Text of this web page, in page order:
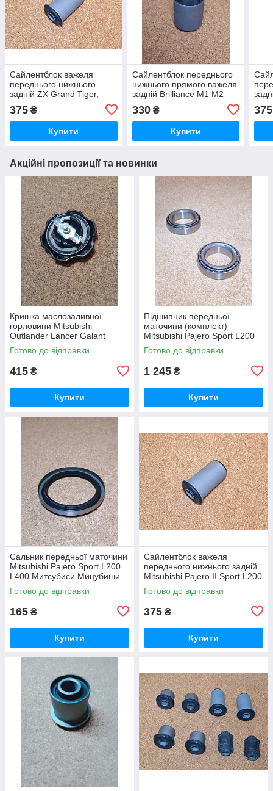
Сайлентблок важеля
переднього нижнього
задній ZX Grand Tiger,
375 ₴
Купити
Сайлентблок переднього
нижнього прямого важеля
задній Brilliance M1 M2
Бриллианс , Брілліанс
330₴
Купити
375
Акційні пропозиції та новинки
Кришка маслозаливної
горловини Mitsubishi
Outlander Lancer Galant
Grandis Pajero Canter Delica
Митсубиси Мицубиши
Готово до відправки
415 ₴
Купити
Підшипник передньої
маточини (комплект)
Mitsubishi Pajero Sport L200
L400 Митсубиси Мицубиши
Мітсубісі Паджеро Спорт
Готово до відправки
1 245 ₴
Купити
Сальник передньої маточини
Mitsubishi Pajero Sport L200
L400 Митсубиси Мицубиши
Мітсубісі Паджеро Спорт
Л200 Л400
Готово до відправки
165 ₴
Купити
Сайлентблок важеля
переднього нижнього задній
Mitsubishi Pajero ІІ Sport L200
Митсубиси Мицубиши
Мітсубісі Паджеро 2 Спорт
Готово до відправки
375 ₴
Купити